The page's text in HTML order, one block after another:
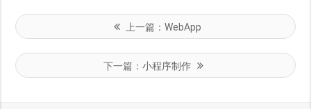
上一篇：WebApp
下一篇：小程序制作